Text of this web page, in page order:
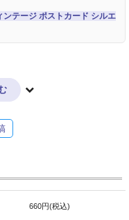
ンテージ ポストカード シルエ
660円(税込)